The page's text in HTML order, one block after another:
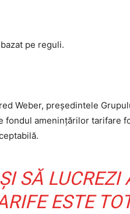
pe reguli.
Weber, președintele
fondul amenințărilor tarifare
SĂ
ESTE